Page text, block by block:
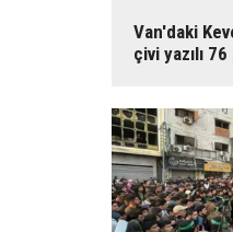
Van'daki
çivi yazılı